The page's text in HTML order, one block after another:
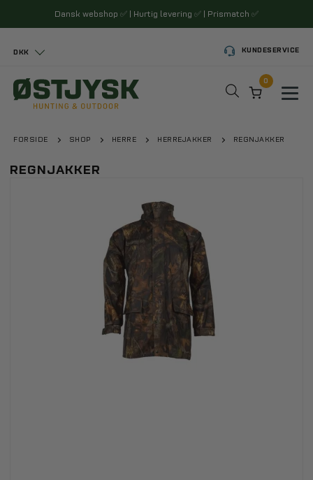
Dansk webshop ✅ | Hurtig levering ✅ | Prismatch ✅
DKK KUNDESERVICE
0
FORSIDE SHOP HERRE HERREJAKKER REGNJAKKER
REGNJAKKER